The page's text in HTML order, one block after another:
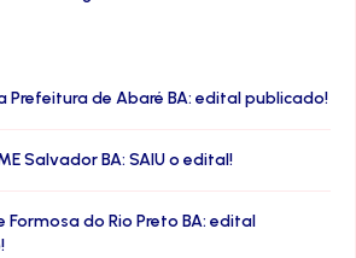
Prefeitura de Abaré BA: edital publicado!
Salvador BA: SAIU o edital!
Formosa do Rio Preto BA: edital